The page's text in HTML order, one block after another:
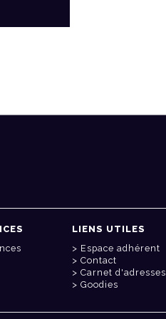
LIENS UTILES
Espace adhérent
Contact
Carnet d'adresses
Goodies